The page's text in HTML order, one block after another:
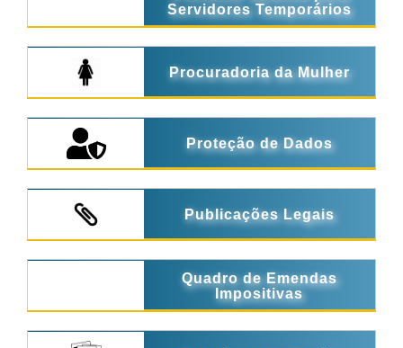
Servidores Temporários
Procuradoria da Mulher
Proteção de Dados
Publicações Legais
Quadro de Emendas
Impositivas